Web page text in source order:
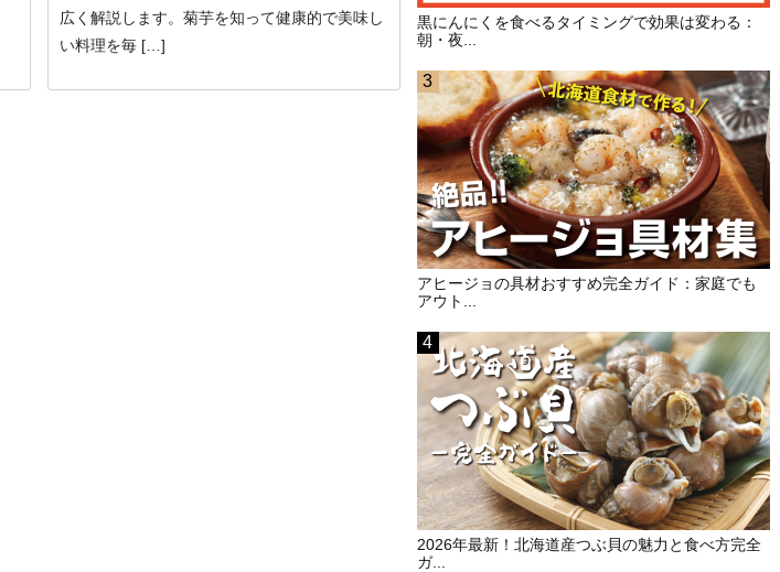
広く解説します。菊芋を知って健康的で美味し
い料理を毎 […]
黒にんにくを食べるタイミングで効果は変わる：
朝・夜...
アヒージョの具材おすすめ完全ガイド：家庭でも
アウト...
2026年最新！北海道産つぶ貝の魅力と食べ方完全
ガ...